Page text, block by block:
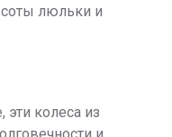
люльки и
эти колеса из